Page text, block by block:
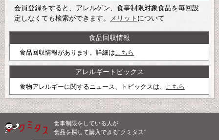
会員登録をすると、アレルゲン、食事制限対象食品を毎回設
定しなくても検索ができます。
メリット について
食品回収情報
食品回収情報があります。詳細は こちら
アレルギートピックス
食物アレルギーに関するニュース、トピックスは、 こちら
食事制限をしている人が
食品を探して購入できる“クミタス”